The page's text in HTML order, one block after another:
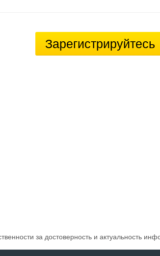
Зарегистрируйтесь
за достоверность и актуальность